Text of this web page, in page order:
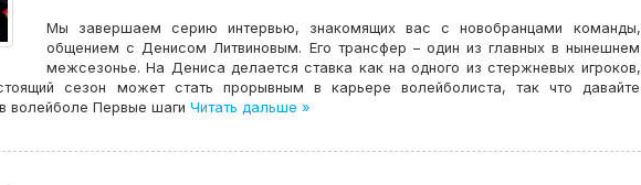
Мы завершаем серию интервью, знакомящих вас с новобранцами команды,
общением с Денисом Литвиновым. Его трансфер – один из главных в нынешнем
межсезонье. На Дениса делается ставка как на одного из стержневых игроков,
сезон может стать прорывным в карьере волейболиста, так что давайте
волейболе Первые шаги Читать дальше »